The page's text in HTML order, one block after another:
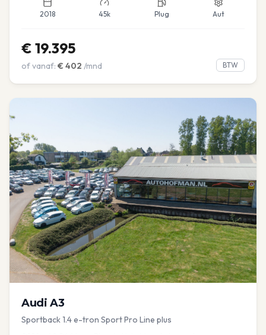
2018 45k Plug Aut
€ 19.395
of vanaf: € 402 /mnd BTW
Audi A3
Sportback 1.4 e-tron Sport Pro Line plus